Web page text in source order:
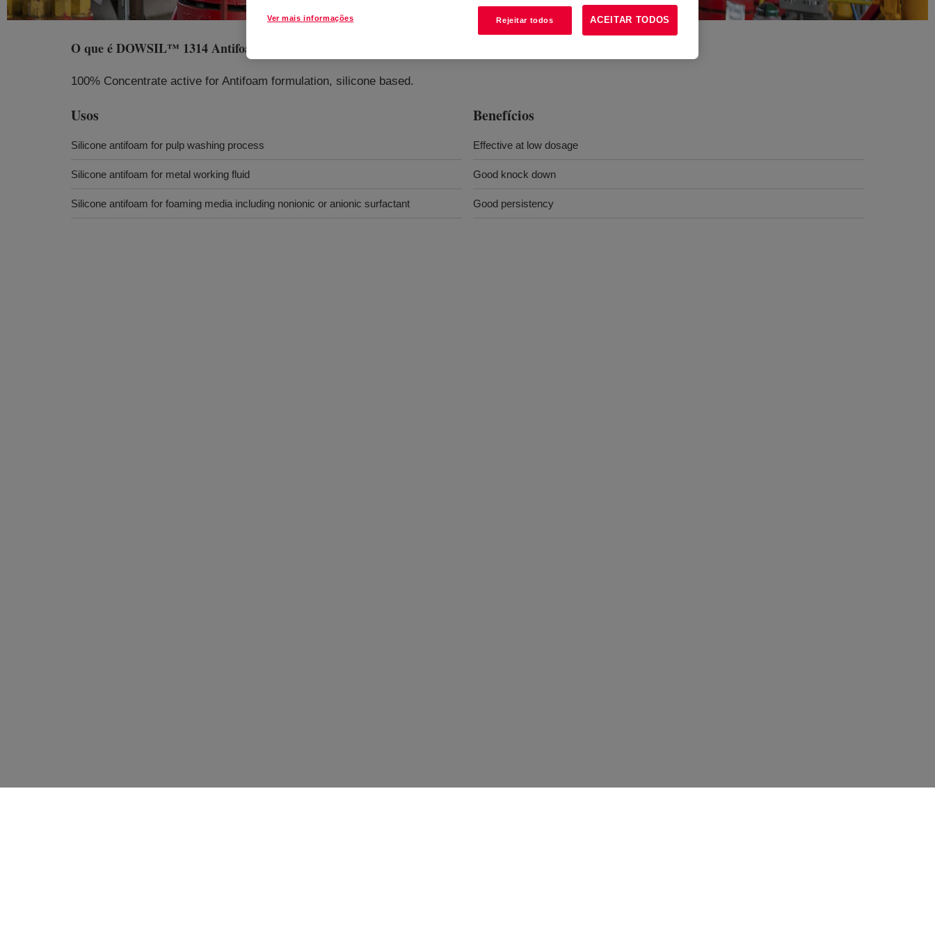
O que éDOWSIL™ 1314 Antifoam Concentrate
100% Concentrate active for Antifoam formulation, silicone based.
Usos
Silicone antifoam for pulp washing process
Silicone antifoam for metal working fluid
Silicone antifoam for foaming media including nonionic or anionic surfactant
Benefícios
Effective at low dosage
Good knock down
Good persistency
Ver mais informações Rejeitar todos ACEITAR TODOS